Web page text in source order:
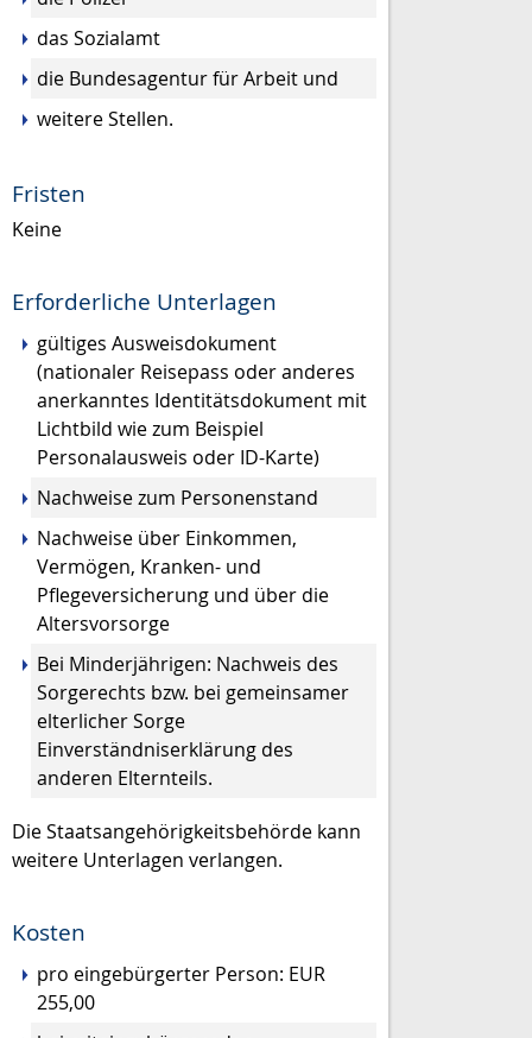
das Sozialamt
die Bundesagentur für Arbeit und
weitere Stellen.
Fristen
Keine
Erforderliche Unterlagen
gültiges Ausweisdokument
(nationaler Reisepass oder anderes
anerkanntes Identitätsdokument mit
Lichtbild wie zum Beispiel
Personalausweis oder ID-Karte)
Nachweise zum Personenstand
Nachweise über Einkommen,
Vermögen, Kranken- und
Pflegeversicherung und über die
Altersvorsorge
Bei Minderjährigen: Nachweis des
Sorgerechts bzw. bei gemeinsamer
elterlicher Sorge
Einverständniserklärung des
anderen Elternteils.
Die Staatsangehörigkeitsbehörde kann
weitere Unterlagen verlangen.
Kosten
pro eingebürgerter Person: EUR
255,00